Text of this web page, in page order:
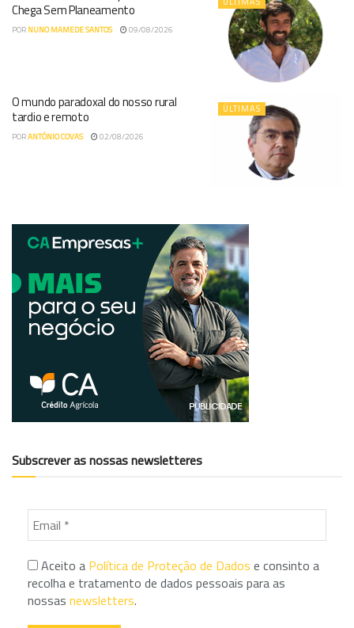
Chega Sem Planeamento
POR NUNO MAMEDE SANTOS 09/08/2026
ÚLTIMAS
O mundo paradoxal do nosso rural
tardio e remoto
PORANTÓNIO COVAS 02/08/2026
Subscrever as nossas newsletteres
Aceito a Política de Proteção de Dados e consinto a
recolha e tratamento de dados pessoais para as
nossas newsletters.